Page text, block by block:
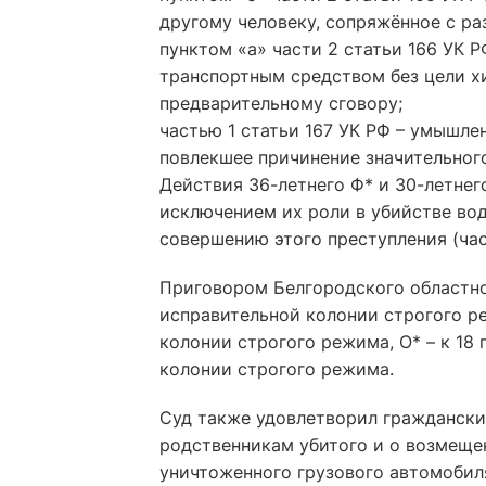
другому человеку, сопряжённое с
пунктом «а» части 2 статьи 166 УК
транспортным средством без цели
предварительному сговору;
частью 1 статьи 167 УК РФ –
повлекшее причинение
Действия 36-летнего Ф* и 30-
исключением их роли в убийстве
совершению этого преступления
Приговором Белгородского
исправительной колонии строгого
колонии строгого режима, О* – к
колонии строгого режима.
Суд также удовлетворил
родственникам убитого и о
уничтоженного грузового